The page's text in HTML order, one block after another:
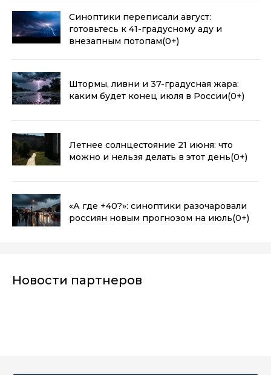
Синоптики переписали август:
готовьтесь к 41-градусному аду и
внезапным потопам(0+)
Штормы, ливни и 37-градусная жара:
каким будет конец июля в России(0+)
Летнее солнцестояние 21 июня: что
можно и нельзя делать в этот день(0+)
«А где +40?»: синоптики разочаровали
россиян новым прогнозом на июль(0+)
Новости партнеров